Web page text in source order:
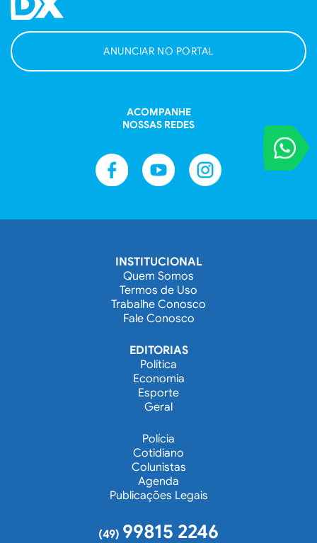
VOCÊ
Entre em
ANUNCIAR NO PORTAL
ACOMPANHE
NOSSAS REDES
INSTITUCIONAL
Quem Somos
Termos de Uso
Trabalhe Conosco
Fale Conosco
EDITORIAS
Política
Economia
Esporte
Geral
Polícia
Cotidiano
Colunistas
Agenda
Publicações Legais
(49) 99815 2246